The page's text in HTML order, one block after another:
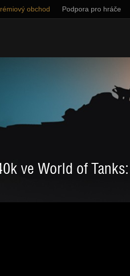
obchod Podpora pro hráče
ve World of